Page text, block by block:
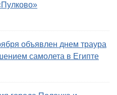
объявлен днем траура
самолета в Египте